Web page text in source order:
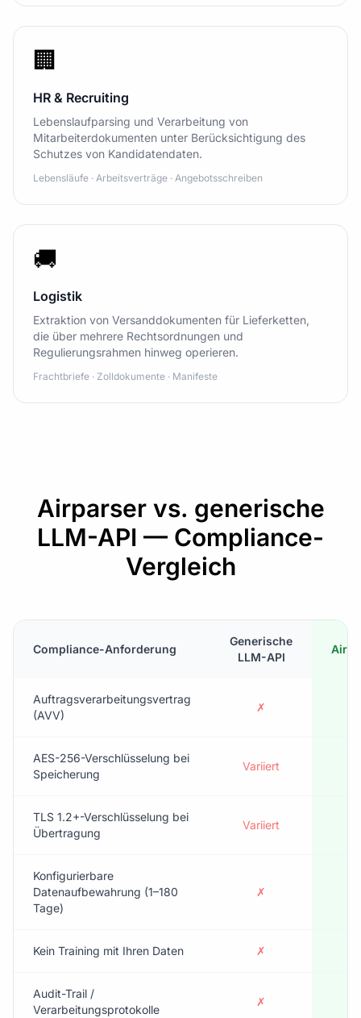
🏢
HR & Recruiting
Lebenslaufparsing und Verarbeitung von
Mitarbeiterdokumenten unter Berücksichtigung des
Schutzes von Kandidatendaten.
Lebensläufe · Arbeitsverträge · Angebotsschreiben
🚚
Logistik
Extraktion von Versanddokumenten für Lieferketten,
die über mehrere Rechtsordnungen und
Regulierungsrahmen hinweg operieren.
Frachtbriefe · Zolldokumente · Manifeste
Airparser vs. generische
LLM-API — Compliance-
Vergleich
Compliance-Anforderung
Generische
LLM-API
Auftragsverarbeitungsvertrag
(AVV)
✗
AES-256-Verschlüsselung bei
Speicherung
Variiert
TLS 1.2+-Verschlüsselung bei
Übertragung
Variiert
Konfigurierbare
Datenaufbewahrung (1–180
Tage)
✗
Kein Training mit Ihren Daten ✗
Audit-Trail /
Verarbeitungsprotokolle
✗